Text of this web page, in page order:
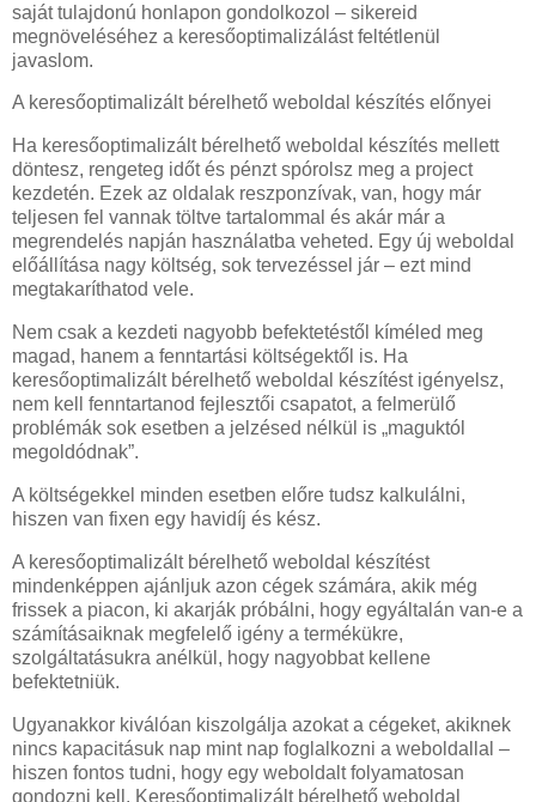
saját tulajdonú honlapon gondolkozol – sikereid
megnöveléséhez a keresőoptimalizálást feltétlenül
javaslom.
A keresőoptimalizált bérelhető weboldal készítés előnyei
Ha keresőoptimalizált bérelhető weboldal készítés mellett
döntesz, rengeteg időt és pénzt spórolsz meg a project
kezdetén. Ezek az oldalak reszponzívak, van, hogy már
teljesen fel vannak töltve tartalommal és akár már a
megrendelés napján használatba veheted. Egy új weboldal
előállítása nagy költség, sok tervezéssel jár – ezt mind
megtakaríthatod vele.
Nem csak a kezdeti nagyobb befektetéstől kíméled meg
magad, hanem a fenntartási költségektől is. Ha
keresőoptimalizált bérelhető weboldal készítést igényelsz,
nem kell fenntartanod fejlesztői csapatot, a felmerülő
problémák sok esetben a jelzésed nélkül is „maguktól
megoldódnak”.
A költségekkel minden esetben előre tudsz kalkulálni,
hiszen van fixen egy havidíj és kész.
A keresőoptimalizált bérelhető weboldal készítést
mindenképpen ajánljuk azon cégek számára, akik még
frissek a piacon, ki akarják próbálni, hogy egyáltalán van-e a
számításaiknak megfelelő igény a termékükre,
szolgáltatásukra anélkül, hogy nagyobbat kellene
befektetniük.
Ugyanakkor kiválóan kiszolgálja azokat a cégeket, akiknek
nincs kapacitásuk nap mint nap foglalkozni a weboldallal –
hiszen fontos tudni, hogy egy weboldalt folyamatosan
gondozni kell. Keresőoptimalizált bérelhető weboldal